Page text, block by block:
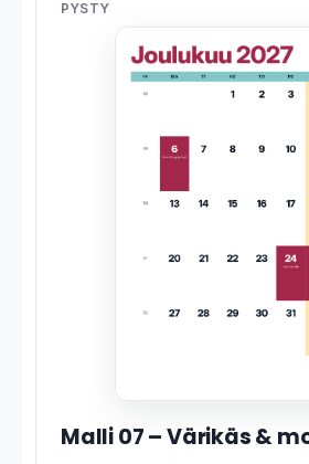
PYSTY
Malli 07 – Värikäs &